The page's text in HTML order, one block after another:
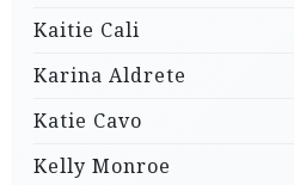
Kaitie Cali
Karina Aldrete
Katie Cavo
Kelly Monroe